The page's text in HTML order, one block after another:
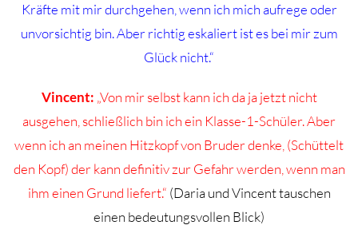
Kräfte mit mir durchgehen, wenn ich mich aufrege oder
unvorsichtig bin. Aber richtig eskaliert ist es bei mir zum
Glück nicht.“
Vincent: „Von mir selbst kann ich da ja jetzt nicht
ausgehen, schließlich bin ich ein Klasse-1-Schüler. Aber
wenn ich an meinen Hitzkopf von Bruder denke, (Schüttelt
den Kopf) der kann definitiv zur Gefahr werden, wenn man
ihm einen Grund liefert.“ (Daria und Vincent tauschen
einen bedeutungsvollen Blick)